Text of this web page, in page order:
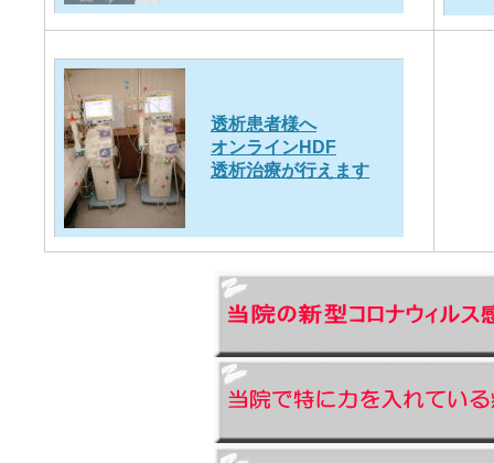
透析患者様へ
オンラインHDF
透析治療が行えます